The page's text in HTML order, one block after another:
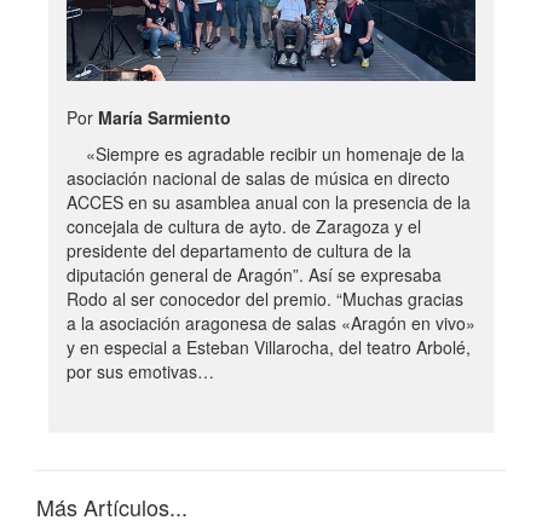
Por María Sarmiento
«Siempre es agradable recibir un homenaje de la
asociación nacional de salas de música en directo
ACCES en su asamblea anual con la presencia de la
concejala de cultura de ayto. de Zaragoza y el
presidente del departamento de cultura de la
diputación general de Aragón”. Así se expresaba
Rodo al ser conocedor del premio. “Muchas gracias
a la asociación aragonesa de salas «Aragón en vivo»
y en especial a Esteban Villarocha, del teatro Arbolé,
por sus emotivas…
Más Artículos...